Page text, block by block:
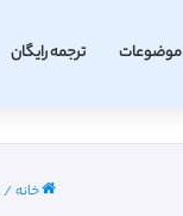
موضوعات ترجمه رایگان
خانه/